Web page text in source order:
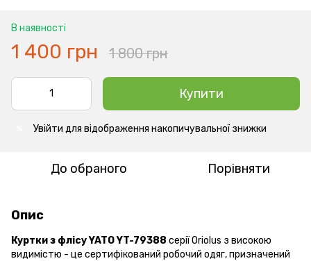
В наявності
1 400 грн 1 800 грн
Купити
Увійти для відображення накопичувальної знижки
До обраного Порівняти
Опис
Куртки з флісу YATO YT-79388 серії Oriolus з високою
видимістю - це сертифікований робочий одяг, призначений